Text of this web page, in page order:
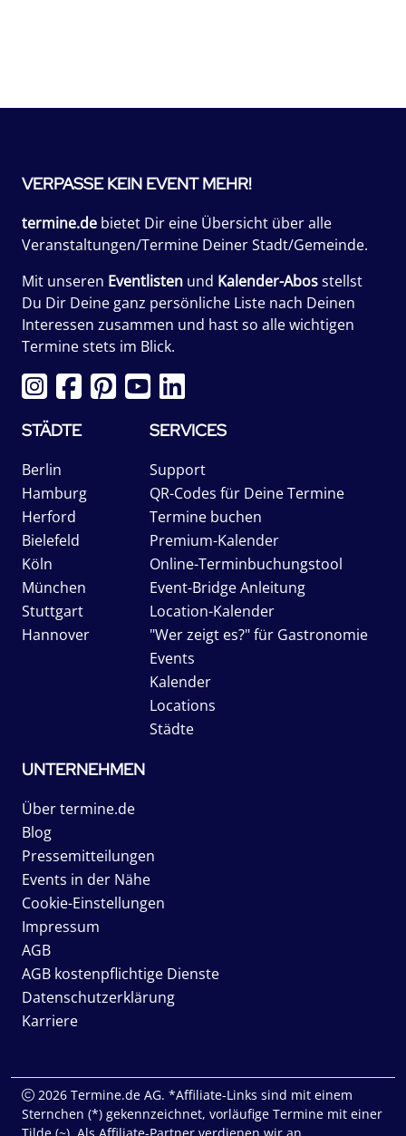
VERPASSE KEIN EVENT MEHR!
termine.de bietet Dir eine Übersicht über alle
Veranstaltungen/Termine Deiner Stadt/Gemeinde.
Mit unseren Eventlisten und Kalender-Abosstellst
Du Dir Deine ganz persönliche Liste nach Deinen
Interessen zusammen und hast so alle wichtigen
Termine stets im Blick.
STÄDTE
Berlin
Hamburg
Herford
Bielefeld
Köln
München
Stuttgart
Hannover
SERVICES
Support
QR-Codes für Deine Termine
Termine buchen
Premium-Kalender
Online-Terminbuchungstool
Event-Bridge Anleitung
Location-Kalender
"Wer zeigt es?" für Gastronomie
Events
Kalender
Locations
Städte
UNTERNEHMEN
Über termine.de
Blog
Pressemitteilungen
Events in der Nähe
Cookie-Einstellungen
Impressum
AGB
AGB kostenpflichtige Dienste
Datenschutzerklärung
Karriere
2026 Termine.de AG. *Affiliate-Links sind mit einem
Sternchen (*) gekennzeichnet, vorläufige Termine mit einer